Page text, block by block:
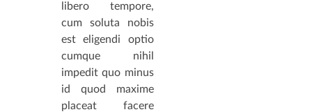
libero tempore,
cum soluta nobis
est eligendi optio
cumque nihil
impedit quo minus
id quod maxime
placeat facere